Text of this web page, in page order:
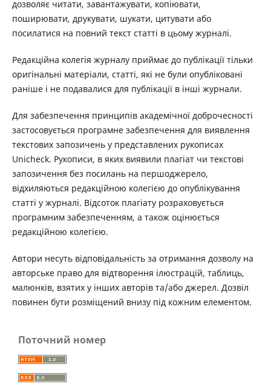
дозволяє читати, завантажувати, копіювати,
поширювати, друкувати, шукати, цитувати або
посилатися на повний текст статті в цьому журналі.
Редакційна колегія журналу приймає до публікації тільки
оригінальні матеріали, статті, які не були опубліковані
раніше і не подавалися для публікації в інші журнали.
Для забезпечення принципів академічної доброчесності
застосовується програмне забезпечення для виявлення
текстових запозичень у представлених рукописах
Unicheck. Рукописи, в яких виявили плагіат чи текстові
запозичення без посилань на першоджерело,
відхиляються редакційною колегією до опублікування
статті у журналі. Відсоток плагіату розраховується
програмним забезпеченням, а також оцінюється
редакційною колегією.
Автори несуть відповідальність за отримання дозволу на
авторське право для відтворення ілюстрацій, таблиць,
малюнків, взятих у інших авторів та/або джерел. Дозвіл
повинен бути розміщений внизу під кожним елементом.
Поточний номер